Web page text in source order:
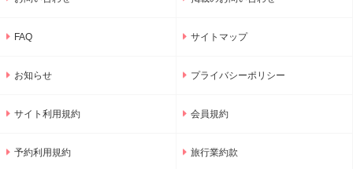
FAQ サイトマップ
お知らせ プライバシーポリシー
サイト利用規約 会員規約
予約利用規約 旅行業約款